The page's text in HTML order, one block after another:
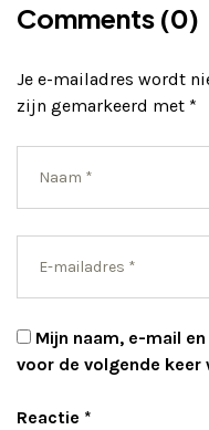
Comments (0)
Je e-mailadres wordt
zijn gemarkeerd met *
Mijn naam, e-mail
voor de volgende keer
Reactie *